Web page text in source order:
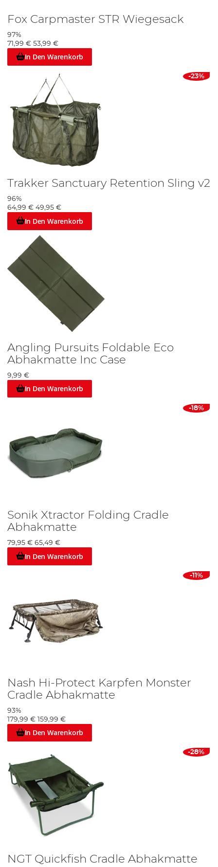
Fox Carpmaster STR Wiegesack
97%
71,99 € 53,99 €
In Den Warenkorb
-23%
Trakker Sanctuary Retention Sling v2
96%
64,99 € 49,95 €
In Den Warenkorb
Angling Pursuits Foldable Eco
Abhakmatte Inc Case
9,99 €
In Den Warenkorb
-18%
Sonik Xtractor Folding Cradle
Abhakmatte
79,95 € 65,49 €
In Den Warenkorb
-11%
Nash Hi-Protect Karpfen Monster
Cradle Abhakmatte
93%
179,99 € 159,99 €
In Den Warenkorb
-28%
NGT Quickfish Cradle Abhakmatte